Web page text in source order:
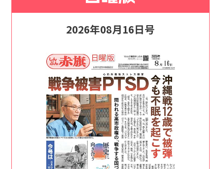
2026年08月16日号